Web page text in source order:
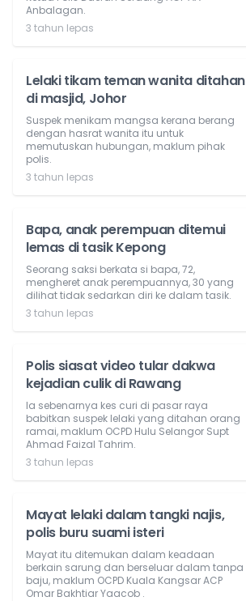
Anbalagan.
3 tahun lepas
Lelaki tikam teman wanita ditahan
di masjid, Johor
Suspek menikam mangsa kerana berang
dengan hasrat wanita itu untuk
memutuskan hubungan, maklum pihak
polis.
3 tahun lepas
Bapa, anak perempuan ditemui
lemas di tasik Kepong
Seorang saksi berkata si bapa, 72,
mengheret anak perempuannya, 30 yang
dilihat tidak sedarkan diri ke dalam tasik.
3 tahun lepas
Polis siasat video tular dakwa
kejadian culik di Rawang
Ia sebenarnya kes curi di pasar raya
babitkan suspek lelaki yang ditahan orang
ramai, maklum OCPD Hulu Selangor Supt
Ahmad Faizal Tahrim.
3 tahun lepas
Mayat lelaki dalam tangki najis,
polis buru suami isteri
Mayat itu ditemukan dalam keadaan
berkain sarung dan berseluar dalam tanpa
baju, maklum OCPD Kuala Kangsar ACP
Omar Bakhtiar Yaacob .